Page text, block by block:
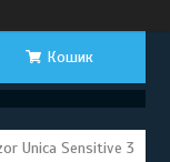
Кошик
Unica Sensitive 3